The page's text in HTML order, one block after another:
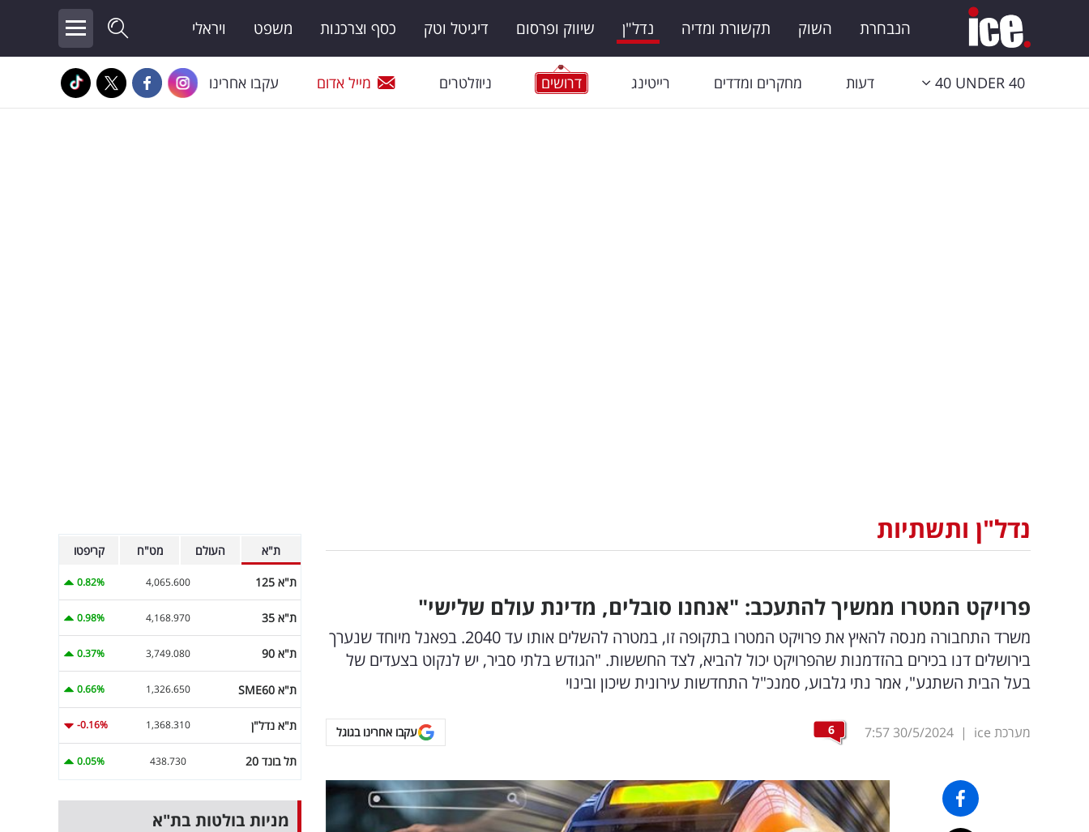
הנבחרת השוק תקשורת ומדיה נדל"ן שיווק ופרסום דיגיטל וטק כסף וצרכנות משפט ויראלי
40 UNDER 40 דעות מחקרים ומדדים רייטינג דרושים ניוזלטרים מייל אדום עקבו אחרינו
נדל"ן ותשתיות
פרויקט המטרו ממשיך להתעכב: "אנחנו סובלים, מדינת עולם שלישי"
משרד התחבורה מנסה להאיץ את פרויקט המטרו בתקופה זו, במטרה להשלים אותו עד 2040. בפאנל מיוחד שנערך
בירושלים דנו בכירים בהזדמנות שהפרויקט יכול להביא, לצד החששות. "הגודש בלתי סביר, יש לנקוט בצעדים של
בעל הבית השתגע", אמר נתי גלבוע, סמנכ"ל התחדשות עירונית שיכון ובינוי
מערכת ice |
30/5/2024
7:57
6 עקבו אחרינו בגוגל
ת"א העולם מט"ח קריפטו
ת"א 125 4,065.600
0.82%
ת"א 35 4,168.970
0.98%
ת"א 90 3,749.080
0.37%
ת"א SME60 1,326.650
0.66%
ת"א נדל"ן 1,368.310
-0.16%
תל בונד 20 438.730
0.05%
מניות בולטות בת"א